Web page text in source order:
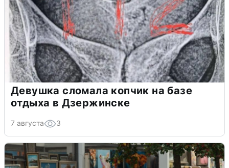
Девушка сломала копчик на базе
отдыха в Дзержинске
7 августа 3